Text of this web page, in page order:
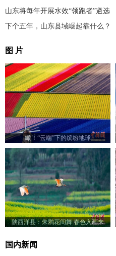
山东将每年开展水效“领跑者”遴选
下个五年，山东县域崛起靠什么？
图 片
瞰！“云端”下的缤纷地球
陕西洋县：朱鹮花间舞 春色入画来
国内新闻